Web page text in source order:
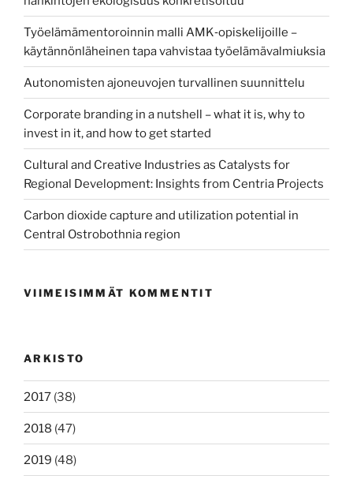
Työelämämentoroinnin malli AMK‑opiskelijoille –
käytännönläheinen tapa vahvistaa työelämävalmiuksia
Autonomisten ajoneuvojen turvallinen suunnittelu
Corporate branding in a nutshell – what it is, why to
invest in it, and how to get started
Cultural and Creative Industries as Catalysts for
Regional Development: Insights from Centria Projects
Carbon dioxide capture and utilization potential in
Central Ostrobothnia region
VIIMEISIMMÄT KOMMENTIT
ARKISTO
2017 (38)
2018 (47)
2019 (48)